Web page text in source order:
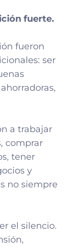
fuerte.
fueron
ser
a trabajar
comprar
tener
y
no siempre
el silencio.